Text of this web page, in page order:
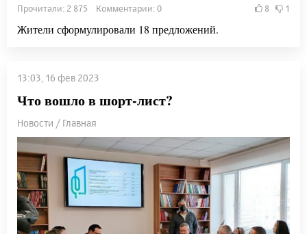
Прочитали: 2 875 Комментарии: 0 8 1
Жители сформулировали 18 предложений.
13:03, 16 фев 2023
Что вошло в шорт-лист?
Новости / Главная